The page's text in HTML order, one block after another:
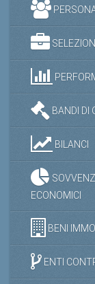
BANDI DI
BILANCI
ECONOMICI
BENI
ENTI